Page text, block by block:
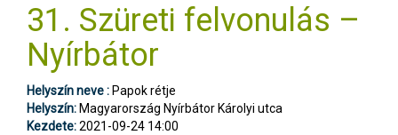
31. Szüreti felvonulás –
Nyírbátor
Helyszín neve : Papok rétje
Helyszín: Magyarország Nyírbátor Károlyi utca
Kezdete:2021-09-24 14:00